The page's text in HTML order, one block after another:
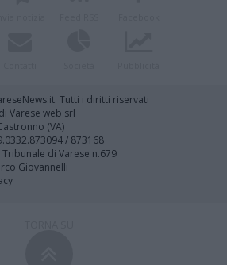
Tutti i diritti riservati
Varese web srl
(VA)
/ 873168
di Varese n.679
Giovannelli